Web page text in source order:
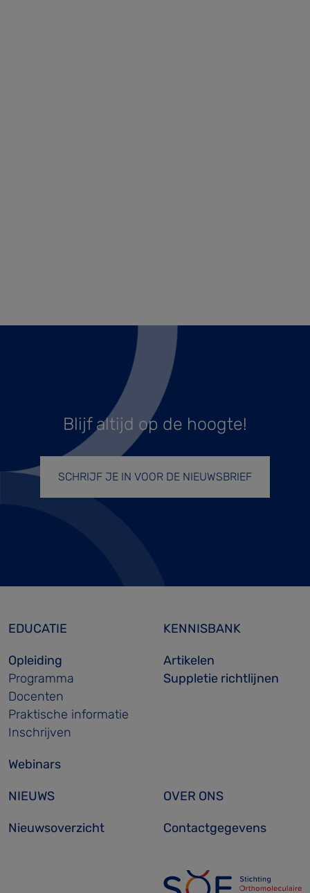
Blijf altijd op de hoogte!
SCHRIJF JE IN VOOR DE NIEUWSBRIEF
EDUCATIE
Opleiding
Programma
Docenten
Praktische informatie
Inschrijven
Webinars
KENNISBANK
Artikelen
Suppletie richtlijnen
NIEUWS
Nieuwsoverzicht
OVER ONS
Contactgegevens